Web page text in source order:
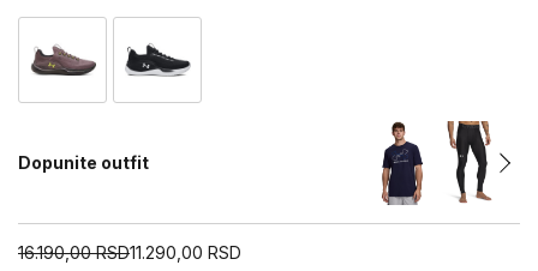
Dopunite outfit
16.190,00 RSD11.290,00 RSD